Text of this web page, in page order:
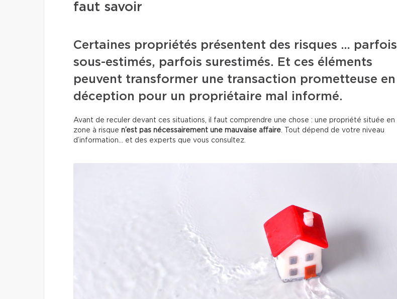
faut savoir
Certaines propriétés présentent des risques … parfois
sous-estimés, parfois surestimés. Et ces éléments
peuvent transformer une transaction prometteuse en
déception pour un propriétaire mal informé.
Avant de reculer devant ces situations, il faut comprendre une chose : une propriété située en
zone à risque n’est pas nécessairement une mauvaise affaire. Tout dépend de votre niveau
d’information… et des experts que vous consultez.